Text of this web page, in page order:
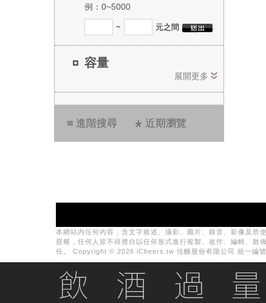
例：0~5000
~ 元之間
容量
展開更多
進階搜尋 近期瀏覽
本網站內任何內容，含文字敘述、攝影、圖片、錄音、影像及所
授權，任何人皆不得擅自以任何形式進行複製、改作、編輯、散
任。 Copyright © 2026 iCheers.tw 佳釀股份有限公司 統一編